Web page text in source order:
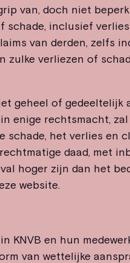
van, doch niet
inclusief
van derden, zelfs
zulke verliezen of
geheel of gedeeltelijk
enige rechtsmacht,
schade, het verlies en
daad, met
hoger zijn dan het
website.
KNVB en hun
van wettelijke